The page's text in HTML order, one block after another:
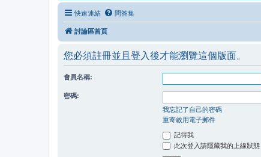
快速連結 問答集
討論區首頁
您必須註冊並且登入後才能瀏覽這個版面。
會員名稱:
密碼:
我忘記了自己的密碼
重寄啟用電子郵件
記得我
此次登入請隱藏我的上線狀態